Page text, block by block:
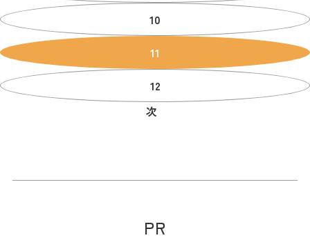
10
11
12
次
PR